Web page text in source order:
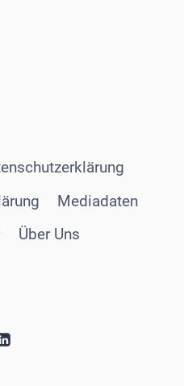
Mediadaten
Über Uns